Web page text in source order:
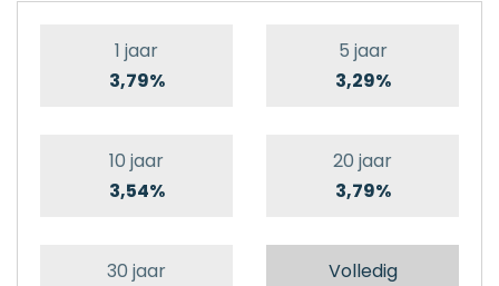
1 jaar
3,79%
5 jaar
3,29%
10 jaar
3,54%
20 jaar
3,79%
30 jaar
Volledig